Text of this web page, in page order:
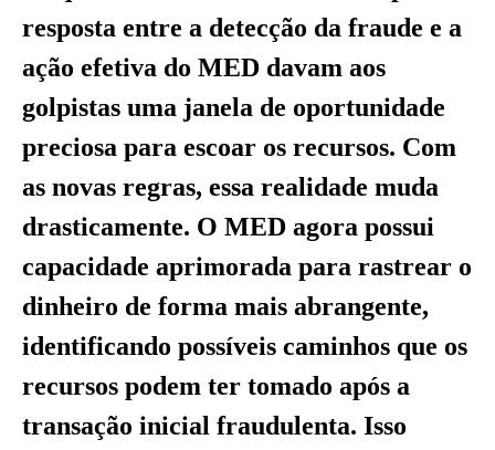
resposta entre a detecção da fraude e a
ação efetiva do MED davam aos
golpistas uma janela de oportunidade
preciosa para escoar os recursos. Com
as novas regras, essa realidade muda
drasticamente. O MED agora possui
capacidade aprimorada para rastrear o
dinheiro de forma mais abrangente,
identificando possíveis caminhos que os
recursos podem ter tomado após a
transação inicial fraudulenta. Isso